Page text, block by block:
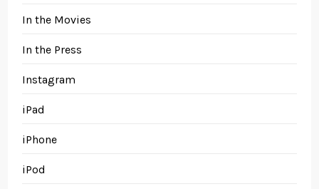
In the Movies
In the Press
Instagram
iPad
iPhone
iPod